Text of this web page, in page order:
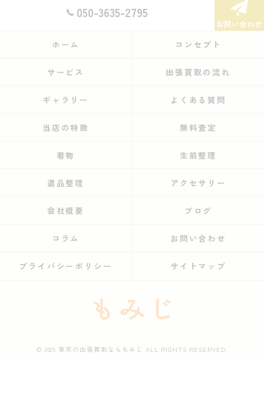
050-3635-2795
お問い合わせ
ホーム コンセプト
サービス 出張買取の流れ
ギャラリー よくある質問
当店の特徴 無料査定
着物 生前整理
遺品整理 アクセサリー
会社概要 ブログ
コラム お問い合わせ
プライバシーポリシー サイトマップ
© 2026 東京の出張買取ならもみじ ALL RIGHTS RESERVED.